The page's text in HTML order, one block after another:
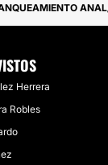
ANAL
Herrera
Robles